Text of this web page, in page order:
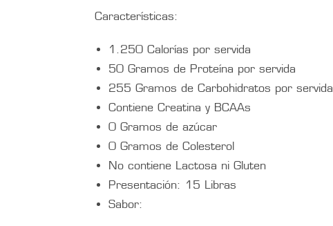
Características:
1.250 Calorías por servida
50 Gramos de Proteína por servida
255 Gramos de Carbohidratos por servida
Contiene Creatina y BCAAs
0 Gramos de azúcar
0 Gramos de Colesterol
No contiene Lactosa ni Gluten
Presentación: 15 Libras
Sabor: